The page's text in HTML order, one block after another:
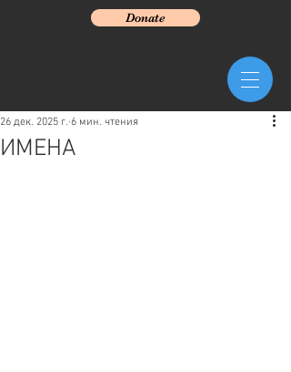
Donate
ИМЕНА
26 дек. 2025 г. 6 мин. чтения